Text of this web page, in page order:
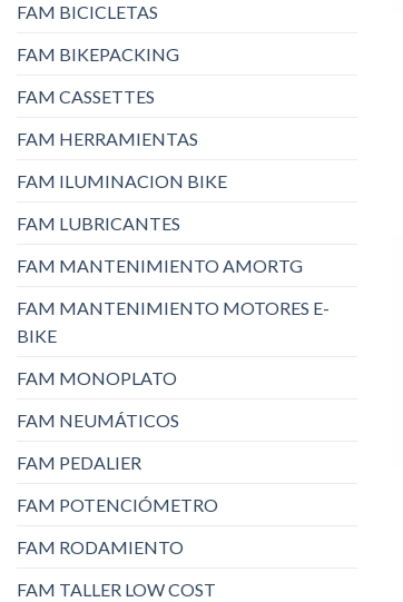
FAM BICICLETAS
FAM BIKEPACKING
FAM CASSETTES
FAM HERRAMIENTAS
FAM ILUMINACION BIKE
FAM LUBRICANTES
FAM MANTENIMIENTO AMORTG
FAM MANTENIMIENTO MOTORES E-
BIKE
FAM MONOPLATO
FAM NEUMÁTICOS
FAM PEDALIER
FAM POTENCIÓMETRO
FAM RODAMIENTO
FAM TALLER LOW COST